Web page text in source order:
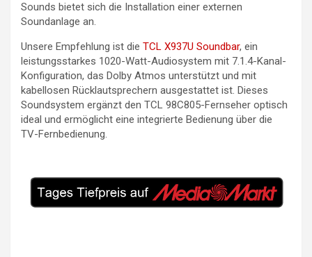
Sounds bietet sich die Installation einer externen
Soundanlage an.
Unsere Empfehlung ist die TCL X937U Soundbar, ein
leistungsstarkes 1020-Watt-Audiosystem mit 7.1.4-Kanal-
Konfiguration, das Dolby Atmos unterstützt und mit
kabellosen Rücklautsprechern ausgestattet ist. Dieses
Soundsystem ergänzt den TCL 98C805-Fernseher optisch
ideal und ermöglicht eine integrierte Bedienung über die
TV-Fernbedienung.